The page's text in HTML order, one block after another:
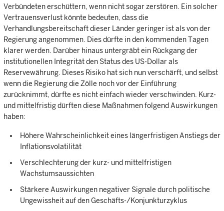
Verbündeten erschüttern, wenn nicht sogar zerstören. Ein solcher
Vertrauensverlust könnte bedeuten, dass die
Verhandlungsbereitschaft dieser Länder geringer ist als von der
Regierung angenommen. Dies dürfte in den kommenden Tagen
klarer werden. Darüber hinaus untergräbt ein Rückgang der
institutionellen Integrität den Status des US-Dollar als
Reservewährung. Dieses Risiko hat sich nun verschärft, und selbst
wenn die Regierung die Zölle noch vor der Einführung
zurücknimmt, dürfte es nicht einfach wieder verschwinden. Kurz-
und mittelfristig dürften diese Maßnahmen folgend Auswirkungen
haben:
Höhere Wahrscheinlichkeit eines längerfristigen Anstiegs der
Inflationsvolatilität
Verschlechterung der kurz- und mittelfristigen
Wachstumsaussichten
Stärkere Auswirkungen negativer Signale durch politische
Ungewissheit auf den Geschäfts-/Konjunkturzyklus